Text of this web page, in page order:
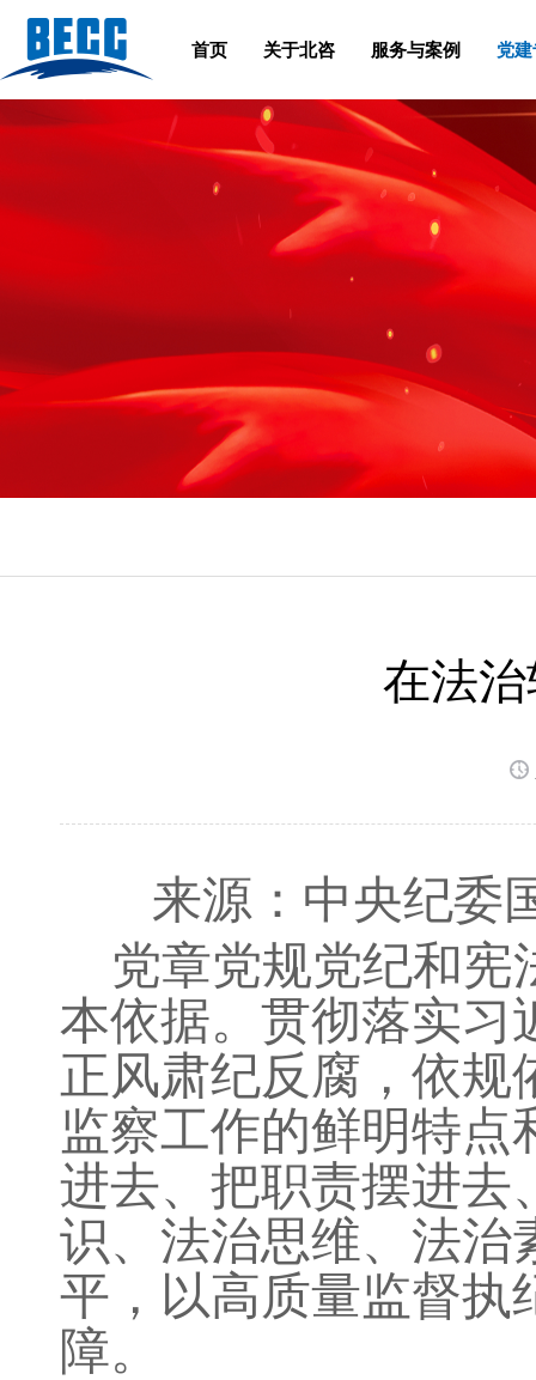
首页 关于北咨 服务与案例 党
在法
来源：中央纪委
党章党规党纪和宪
本依据。贯彻落实习
正风肃纪反腐，依规
监察工作的鲜明特
进去、把职责摆进去
识、法治思维、法治
平，以高质量监督执
障。